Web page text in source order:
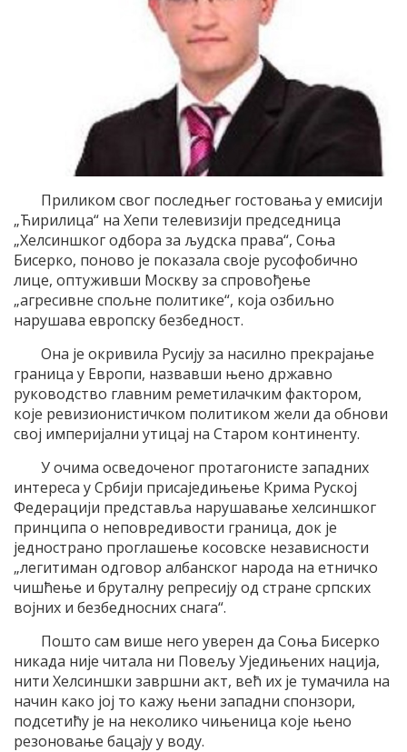
Приликом свог последњег гостовања у емисији
„Ћирилица“ на Хепи телевизији председница
„Хелсиншког одбора за људска права“, Соња
Бисерко, поново је показала своје русофобично
лице, оптуживши Москву за спровођење
„агресивне спољне политике“, која озбиљно
нарушава европску безбедност.
Она је окривила Русију за насилно прекрајање
граница у Европи, назвавши њено државно
руководство главним реметилачким фактором,
које ревизионистичком политиком жели да обнови
свој империјални утицај на Старом континенту.
У очима осведоченог протагонисте западних
интереса у Србији присаједињење Крима Руској
Федерацији представља нарушавање хелсиншког
принципа о неповредивости граница, док је
једнострано проглашење косовске независности
„легитиман одговор албанског народа на етничко
чишћење и бруталну репресију од стране српских
војних и безбедносних снага“.
Пошто сам више него уверен да Соња Бисерко
никада није читала ни Повељу Уједињених нација,
нити Хелсиншки завршни акт, већ их је тумачила на
начин како јој то кажу њени западни спонзори,
подсетићу је на неколико чињеница које њено
резоновање бацају у воду.